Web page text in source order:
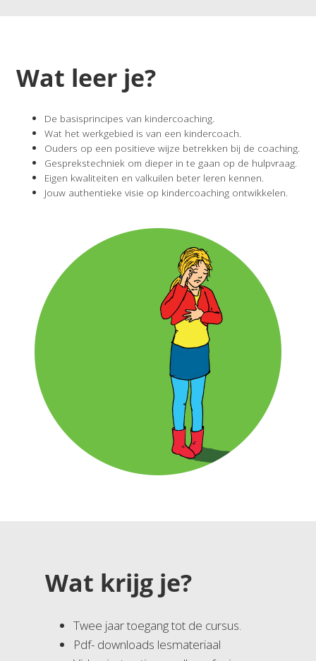
Wat leer je?
De basisprincipes van kindercoaching.
Wat het werkgebied is van een kindercoach.
Ouders op een positieve wijze betrekken bij de coaching.
Gesprekstechniek om dieper in te gaan op de hulpvraag.
Eigen kwaliteiten en valkuilen beter leren kennen.
Jouw authentieke visie op kindercoaching ontwikkelen.
Wat krijg je?
Twee jaar toegang tot de cursus.
Pdf- downloads lesmateriaal